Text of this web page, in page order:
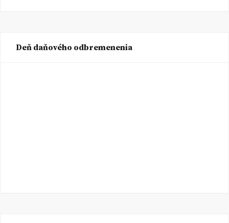
Deň daňového odbremenenia